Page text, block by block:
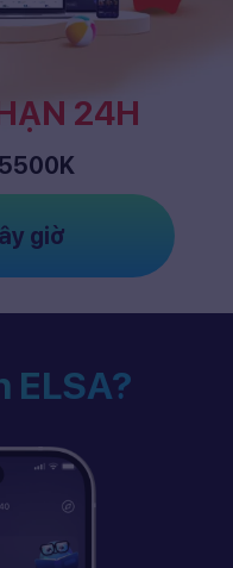
24H
5500K
giờ
ELSA?